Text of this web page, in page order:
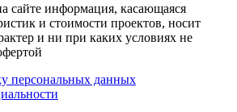
сайте информация, касающаяся
и стоимости проектов, носит
и ни при каких условиях не
персональных данных